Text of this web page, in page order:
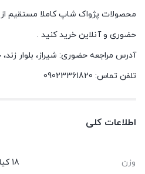
محصولات پژواک شاپ کاملا مستقیم
حضوری و آنلاین خرید کنید .
آدرس مراجعه حضوری: شیراز، بلوار
تلفن تماس: 09023361820
اطلاعات کلی
وزن 18 کیلوگرم